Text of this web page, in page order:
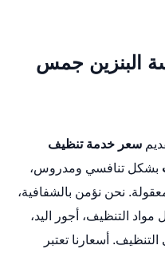
البنزين جمس
سعر خدمة تنظيف
بشكل تنافسي ومدروس،
نحن نؤمن بالشفافية،
التنظيف، أجور اليد،
أسعارنا تعتبر